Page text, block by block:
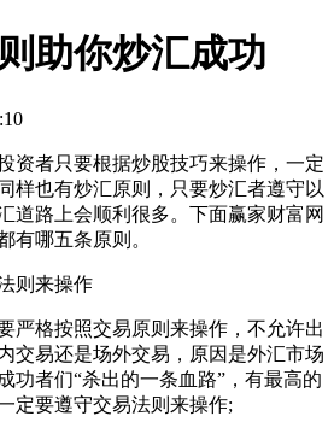
助你炒汇成功
资者只要根据炒股技巧来操作，一定
样也有炒汇原则，只要炒汇者遵守以
道路上会顺利很多。下面赢家财富网
有哪五条原则。
则来操作
严格按照交易原则来操作，不允许出
交易还是场外交易，原因是外汇市场
功者们“杀出的一条血路”，有最高的
定要遵守交易法则来操作;